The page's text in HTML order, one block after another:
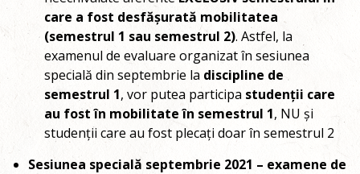
care a fost desfășurată mobilitatea
(semestrul 1 sau semestrul 2). Astfel, la
examenul de evaluare organizat în sesiunea
specială din septembrie la discipline de
semestrul 1, vor putea participa studenții care
au fost în mobilitate în semestrul 1, NU și
studenții care au fost plecați doar în semestrul 2
Sesiunea specială septembrie 2021 – examene de